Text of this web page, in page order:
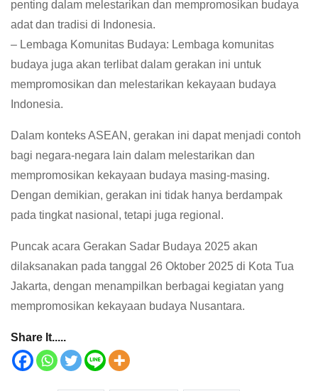
penting dalam melestarikan dan mempromosikan budaya
adat dan tradisi di Indonesia.
– Lembaga Komunitas Budaya: Lembaga komunitas
budaya juga akan terlibat dalam gerakan ini untuk
mempromosikan dan melestarikan kekayaan budaya
Indonesia.
Dalam konteks ASEAN, gerakan ini dapat menjadi contoh
bagi negara-negara lain dalam melestarikan dan
mempromosikan kekayaan budaya masing-masing.
Dengan demikian, gerakan ini tidak hanya berdampak
pada tingkat nasional, tetapi juga regional.
Puncak acara Gerakan Sadar Budaya 2025 akan
dilaksanakan pada tanggal 26 Oktober 2025 di Kota Tua
Jakarta, dengan menampilkan berbagai kegiatan yang
mempromosikan kekayaan budaya Nusantara.
Share It.....